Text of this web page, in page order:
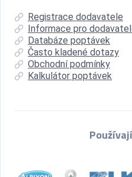
Registrace dodavatele
Informace pro
Databáze poptávek
Často kladené dotazy
Obchodní podmínky
Kalkulátor poptávek